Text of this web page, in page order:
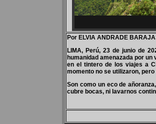
Por ELVIA ANDRADE
LIMA, Perú, 23 de junio de
humanidad amenazada por
en el tintero de los viajes a
momento no se utilizaron,
Son como un eco de
cubre bocas, ni lavarnos